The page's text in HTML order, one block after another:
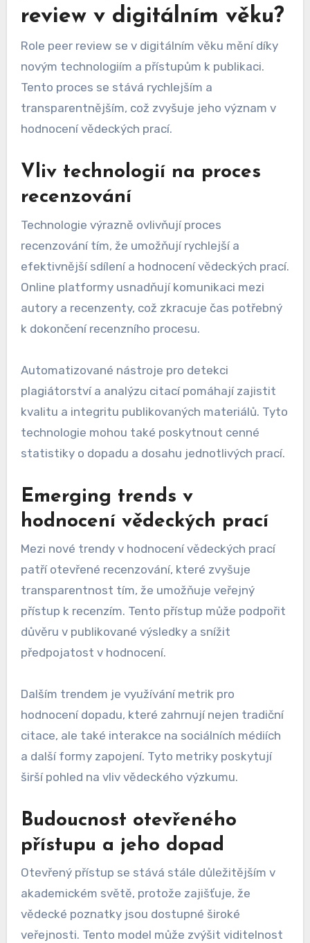
review v digitálním věku?
Role peer review se v digitálním věku mění díky
novým technologiím a přístupům k publikaci.
Tento proces se stává rychlejším a
transparentnějším, což zvyšuje jeho význam v
hodnocení vědeckých prací.
Vliv technologií na proces
recenzování
Technologie výrazně ovlivňují proces
recenzování tím, že umožňují rychlejší a
efektivnější sdílení a hodnocení vědeckých prací.
Online platformy usnadňují komunikaci mezi
autory a recenzenty, což zkracuje čas potřebný
k dokončení recenzního procesu.
Automatizované nástroje pro detekci
plagiátorství a analýzu citací pomáhají zajistit
kvalitu a integritu publikovaných materiálů. Tyto
technologie mohou také poskytnout cenné
statistiky o dopadu a dosahu jednotlivých prací.
Emerging trends v
hodnocení vědeckých prací
Mezi nové trendy v hodnocení vědeckých prací
patří otevřené recenzování, které zvyšuje
transparentnost tím, že umožňuje veřejný
přístup k recenzím. Tento přístup může podpořit
důvěru v publikované výsledky a snížit
předpojatost v hodnocení.
Dalším trendem je využívání metrik pro
hodnocení dopadu, které zahrnují nejen tradiční
citace, ale také interakce na sociálních médiích
a další formy zapojení. Tyto metriky poskytují
širší pohled na vliv vědeckého výzkumu.
Budoucnost otevřeného
přístupu a jeho dopad
Otevřený přístup se stává stále důležitějším v
akademickém světě, protože zajišťuje, že
vědecké poznatky jsou dostupné široké
veřejnosti. Tento model může zvýšit viditelnost